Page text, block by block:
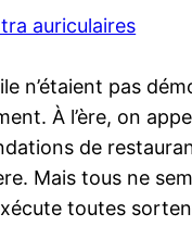
auriculaires
n’étaient pas
À l’ère, on
de
Mais tous ne
toutes